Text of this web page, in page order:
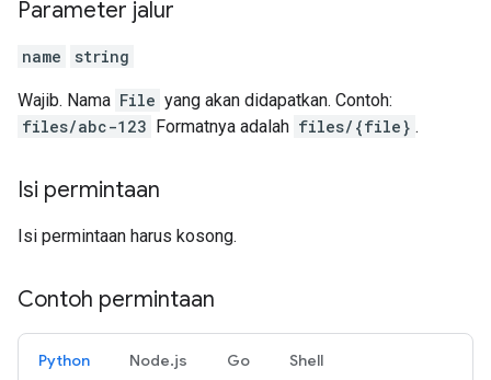
Parameter jalur
name string
Wajib. Nama File yang akan didapatkan. Contoh:
files/abc-123 Formatnya adalah files/{file} .
Isi permintaan
Isi permintaan harus kosong.
Contoh permintaan
Python Node.js Go Shell